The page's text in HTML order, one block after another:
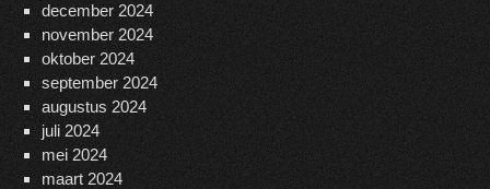
december 2024
november 2024
oktober 2024
september 2024
augustus 2024
juli 2024
mei 2024
maart 2024